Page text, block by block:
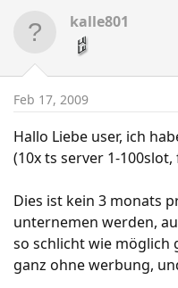
e
d
s
t
a
r
r
a
d
t
e
kalle801
Feb 17, 2009
Hallo Liebe user, ich
(10x ts server 1-
Dies ist kein 3 monats
unternemen werden,
so schlicht wie möglich
ganz ohne werbung,